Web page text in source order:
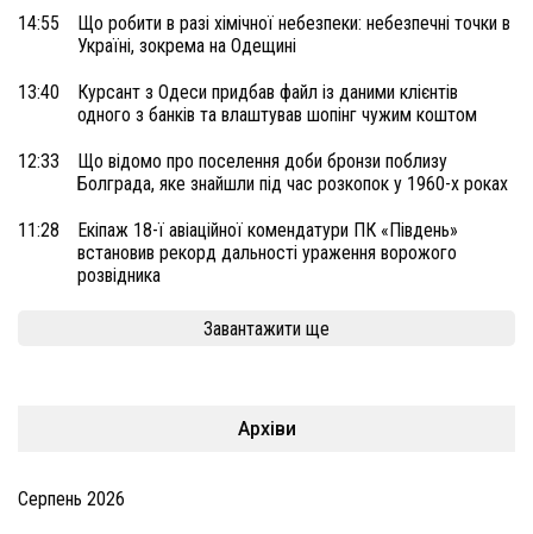
14:55
Що робити в разі хімічної небезпеки: небезпечні точки в
Україні, зокрема на Одещині
13:40
Курсант з Одеси придбав файл із даними клієнтів
одного з банків та влаштував шопінг чужим коштом
12:33
Що відомо про поселення доби бронзи поблизу
Болграда, яке знайшли під час розкопок у 1960-х роках
11:28
Екіпаж 18-ї авіаційної комендатури ПК «Південь»
встановив рекорд дальності ураження ворожого
розвідника
Завантажити ще
Архіви
Серпень 2026